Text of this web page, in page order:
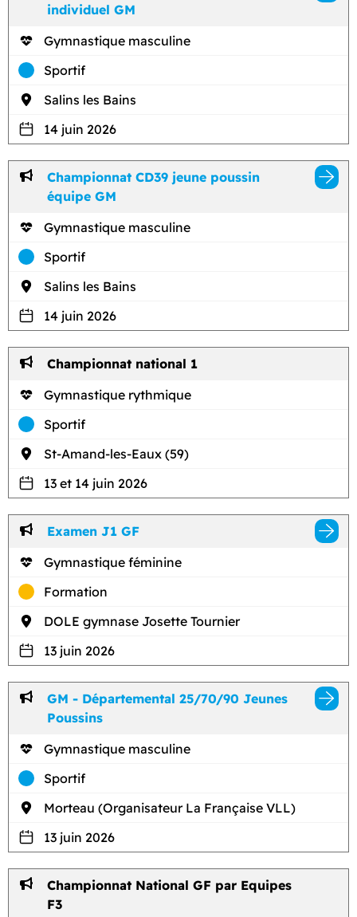
individuel GM
Gymnastique masculine
Sportif
Salins les Bains
14 juin 2026
Championnat CD39 jeune poussin
équipe GM
Gymnastique masculine
Sportif
Salins les Bains
14 juin 2026
Championnat national 1
Gymnastique rythmique
Sportif
St-Amand-les-Eaux (59)
13 et 14 juin 2026
Examen J1 GF
Gymnastique féminine
Formation
DOLE gymnase Josette Tournier
13 juin 2026
GM - Départemental 25/70/90 Jeunes
Poussins
Gymnastique masculine
Sportif
Morteau (Organisateur La Française VLL)
13 juin 2026
Championnat National GF par Equipes
F3